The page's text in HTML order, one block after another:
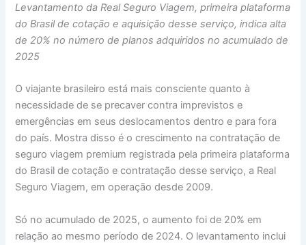
Levantamento da Real Seguro Viagem, primeira plataforma
do Brasil de cotação e aquisição desse serviço, indica alta
de 20% no número de planos adquiridos no acumulado de
2025
O viajante brasileiro está mais consciente quanto à
necessidade de se precaver contra imprevistos e
emergências em seus deslocamentos dentro e para fora
do país. Mostra disso é o crescimento na contratação de
seguro viagem premium registrada pela primeira plataforma
do Brasil de cotação e contratação desse serviço, a Real
Seguro Viagem, em operação desde 2009.
Só no acumulado de 2025, o aumento foi de 20% em
relação ao mesmo período de 2024. O levantamento inclui